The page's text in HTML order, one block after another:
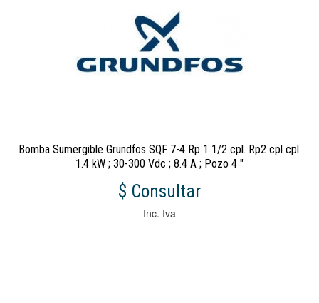
Bomba Sumergible Grundfos SQF 7-4 Rp 1 1/2 cpl. Rp2 cpl cpl.
1.4 kW ; 30-300 Vdc ; 8.4 A ; Pozo 4 "
$ Consultar
Inc. Iva